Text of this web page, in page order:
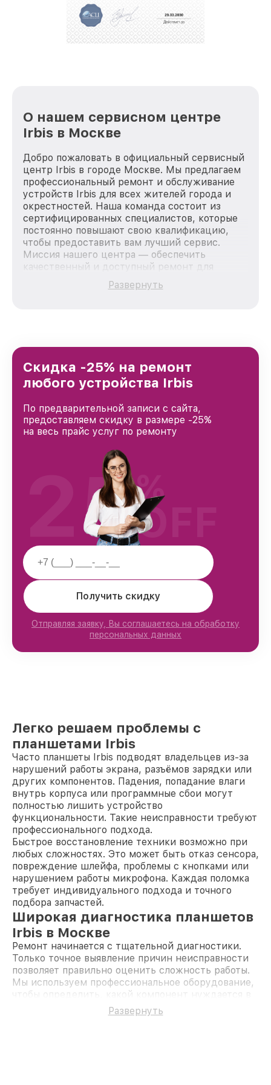
О нашем сервисном центре
Irbis в Москве
Добро пожаловать в официальный сервисный
центр Irbis в городе Москве. Мы предлагаем
профессиональный ремонт и обслуживание
устройств Irbis для всех жителей города и
окрестностей. Наша команда состоит из
сертифицированных специалистов, которые
постоянно повышают свою квалификацию,
чтобы предоставить вам лучший сервис.
Миссия нашего центра — обеспечить
качественный и доступный ремонт для
каждого пользователя продукции Irbis, вне
зависимости от сложности поломки. Мы
и лояльности наших клиентов.
Развернуть
Скидка -25% на ремонт
любого устройства Irbis
По предварительной записи с сайта,
предоставляем скидку в размере -25%
на весь прайс услуг по ремонту
Получить скидку
Отправляя заявку, Вы соглашаетесь на обработку
персональных данных
25%
OFF
Легко решаем проблемы с
планшетами Irbis
Часто планшеты Irbis подводят владельцев из-за
нарушений работы экрана, разъёмов зарядки или
других компонентов. Падения, попадание влаги
внутрь корпуса или программные сбои могут
полностью лишить устройство
функциональности. Такие неисправности требуют
профессионального подхода.
Быстрое восстановление техники возможно при
любых сложностях. Это может быть отказ сенсора,
повреждение шлейфа, проблемы с кнопками или
нарушением работы микрофона. Каждая поломка
требует индивидуального подхода и точного
подбора запчастей.
Широкая диагностика планшетов
Irbis в Москве
Ремонт начинается с тщательной диагностики.
Только точное выявление причин неисправности
позволяет правильно оценить сложность работы.
Мы используем профессиональное оборудование,
чтобы определить, какой компонент нуждается в
ремонте или замене. Это исключает лишние траты
и гарантирует качественный результат.
Развернуть